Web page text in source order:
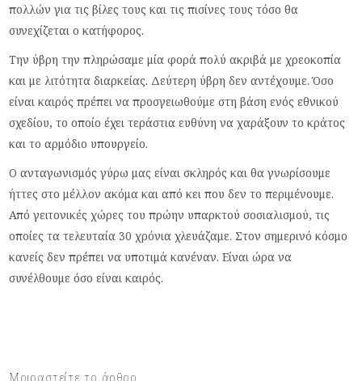
πολλών για τις βίλες τους και τις πισίνες τους τόσο θα
συνεχίζεται ο κατήφορος.
Την ύβρη την πληρώσαμε μία φορά πολύ ακριβά με χρεοκοπία
και με λιτότητα διαρκείας. Δεύτερη ύβρη δεν αντέχουμε. Όσο
είναι καιρός πρέπει να προσγειωθούμε στη βάση ενός εθνικού
σχεδίου, το οποίο έχει τεράστια ευθύνη να χαράξουν το κράτος
και το αρμόδιο υπουργείο.
Ο ανταγωνισμός γύρω μας είναι σκληρός και θα γνωρίσουμε
ήττες στο μέλλον ακόμα και από κει που δεν το περιμένουμε.
Από γειτονικές χώρες του πρώην υπαρκτού σοσιαλισμού, τις
οποίες τα τελευταία 30 χρόνια χλευάζαμε. Στον σημερινό κόσμο
κανείς δεν πρέπει να υποτιμά κανέναν. Είναι ώρα να
συνέλθουμε όσο είναι καιρός.
Μοιραστείτε το άρθρο